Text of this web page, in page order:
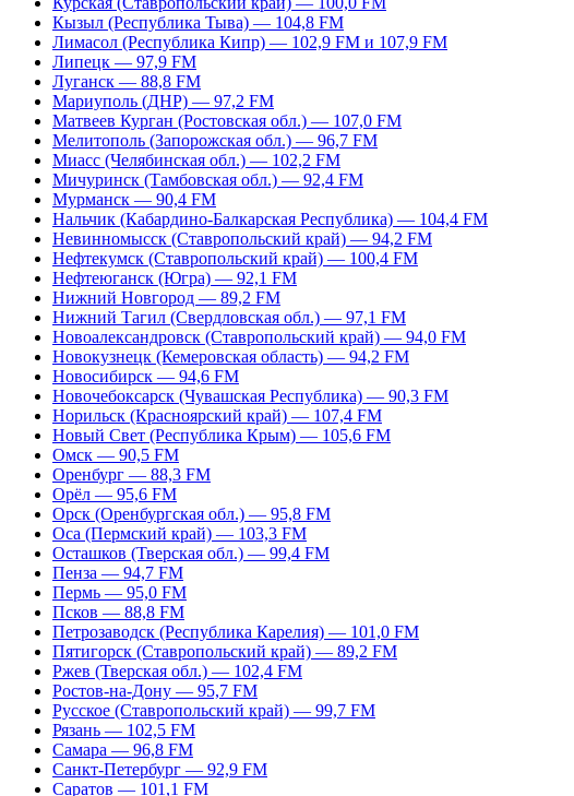
Кызыл (Республика Тыва) — 104,8 FM
Лимасол (Республика Кипр) — 102,9 FM и 107,9 FM
Липецк — 97,9 FM
Луганск — 88,8 FM
Мариуполь (ДНР) — 97,2 FM
Матвеев Курган (Ростовская обл.) — 107,0 FM
Мелитополь (Запорожская обл.) — 96,7 FM
Миасс (Челябинская обл.) — 102,2 FM
Мичуринск (Тамбовская обл.) — 92,4 FM
Мурманск — 90,4 FM
Нальчик (Кабардино-Балкарская Республика) — 104,4 FM
Невинномысск (Ставропольский край) — 94,2 FM
Нефтекумск (Ставропольский край) — 100,4 FM
Нефтеюганск (Югра) — 92,1 FM
Нижний Новгород — 89,2 FM
Нижний Тагил (Свердловская обл.) — 97,1 FM
Новоалександровск (Ставропольский край) — 94,0 FM
Новокузнецк (Кемеровская область) — 94,2 FM
Новосибирск — 94,6 FM
Новочебоксарск (Чувашская Республика) — 90,3 FM
Норильск (Красноярский край) — 107,4 FM
Новый Свет (Республика Крым) — 105,6 FM
Омск — 90,5 FM
Оренбург — 88,3 FM
Орёл — 95,6 FM
Орск (Оренбургская обл.) — 95,8 FM
Оса (Пермский край) — 103,3 FM
Осташков (Тверская обл.) — 99,4 FM
Пенза — 94,7 FM
Пермь — 95,0 FM
Псков — 88,8 FM
Петрозаводск (Республика Карелия) — 101,0 FM
Пятигорск (Ставропольский край) — 89,2 FM
Ржев (Тверская обл.) — 102,4 FM
Ростов-на-Дону — 95,7 FM
Русское (Ставропольский край) — 99,7 FM
Рязань — 102,5 FM
Самара — 96,8 FM
Санкт-Петербург — 92,9 FM
Саратов — 101,1 FM